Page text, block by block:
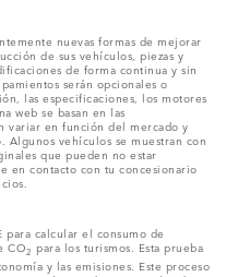
nuevas formas de mejorar
de sus vehículos, piezas y
de forma continua y sin
serán opcionales o
las especificaciones, los motores
web se basan en las
variar en función del mercado y
Algunos vehículos se muestran con
que pueden no estar
en contacto con tu concesionario
para calcular el consumo de
CO2 para los turismos. Esta prueba
y las emisiones. Este proceso